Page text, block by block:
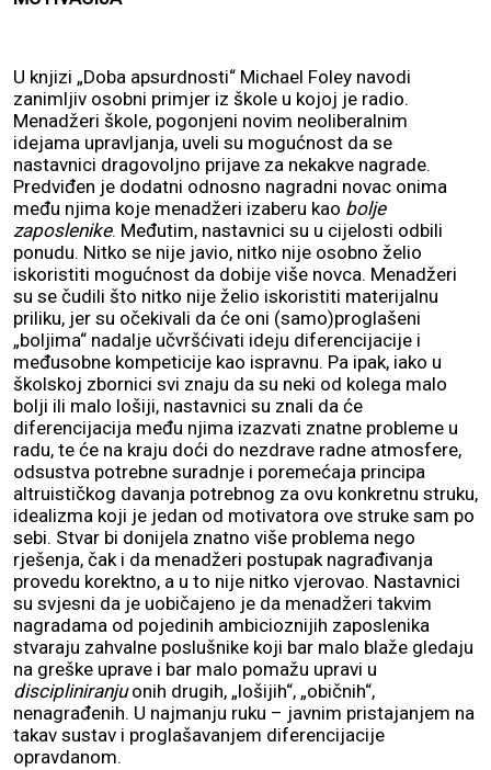
U knjizi „Doba apsurdnosti“ Michael Foley navodi
zanimljiv osobni primjer iz škole u kojoj je radio.
Menadžeri škole, pogonjeni novim neoliberalnim
idejama upravljanja, uveli su mogućnost da se
nastavnici dragovoljno prijave za nekakve nagrade.
Predviđen je dodatni odnosno nagradni novac onima
među njima koje menadžeri izaberu kao bolje
zaposlenike. Međutim, nastavnici su u cijelosti odbili
ponudu. Nitko se nije javio, nitko nije osobno želio
iskoristiti mogućnost da dobije više novca. Menadžeri
su se čudili što nitko nije želio iskoristiti materijalnu
priliku, jer su očekivali da će oni (samo)proglašeni
„boljima“ nadalje učvršćivati ideju diferencijacije i
međusobne kompeticije kao ispravnu. Pa ipak, iako u
školskoj zbornici svi znaju da su neki od kolega malo
bolji ili malo lošiji, nastavnici su znali da će
diferencijacija među njima izazvati znatne probleme u
radu, te će na kraju doći do nezdrave radne atmosfere,
odsustva potrebne suradnje i poremećaja principa
altruističkog davanja potrebnog za ovu konkretnu struku,
idealizma koji je jedan od motivatora ove struke sam po
sebi. Stvar bi donijela znatno više problema nego
rješenja, čak i da menadžeri postupak nagrađivanja
provedu korektno, a u to nije nitko vjerovao. Nastavnici
su svjesni da je uobičajeno je da menadžeri takvim
nagradama od pojedinih ambicioznijih zaposlenika
stvaraju zahvalne poslušnike koji bar malo blaže gledaju
na greške uprave i bar malo pomažu upravi u
discipliniranjuonih drugih, „lošijih“, „običnih“,
nenagrađenih. U najmanju ruku – javnim pristajanjem na
takav sustav i proglašavanjem diferencijacije
opravdanom.